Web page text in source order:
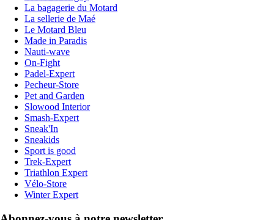
La bagagerie du Motard
La sellerie de Maé
Le Motard Bleu
Made in Paradis
Nauti-wave
On-Fight
Padel-Expert
Pecheur-Store
Pet and Garden
Slowood Interior
Smash-Expert
Sneak'In
Sneakids
Sport is good
Trek-Expert
Triathlon Expert
Vélo-Store
Winter Expert